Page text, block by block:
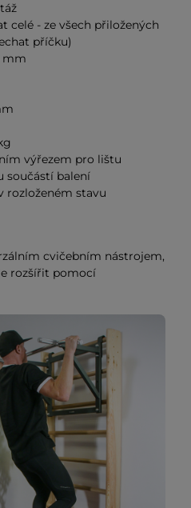
celé - ze všech přiložených
příčku)
mm
výřezem pro lištu
součástí balení
rozloženém stavu
cvičebním nástrojem,
rozšířit pomocí